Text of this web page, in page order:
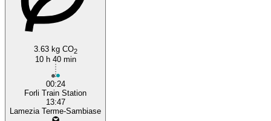
3.63 kg CO2
10 h 40 min
00:24
Forli Train Station
13:47
Lamezia Terme-Sambiase